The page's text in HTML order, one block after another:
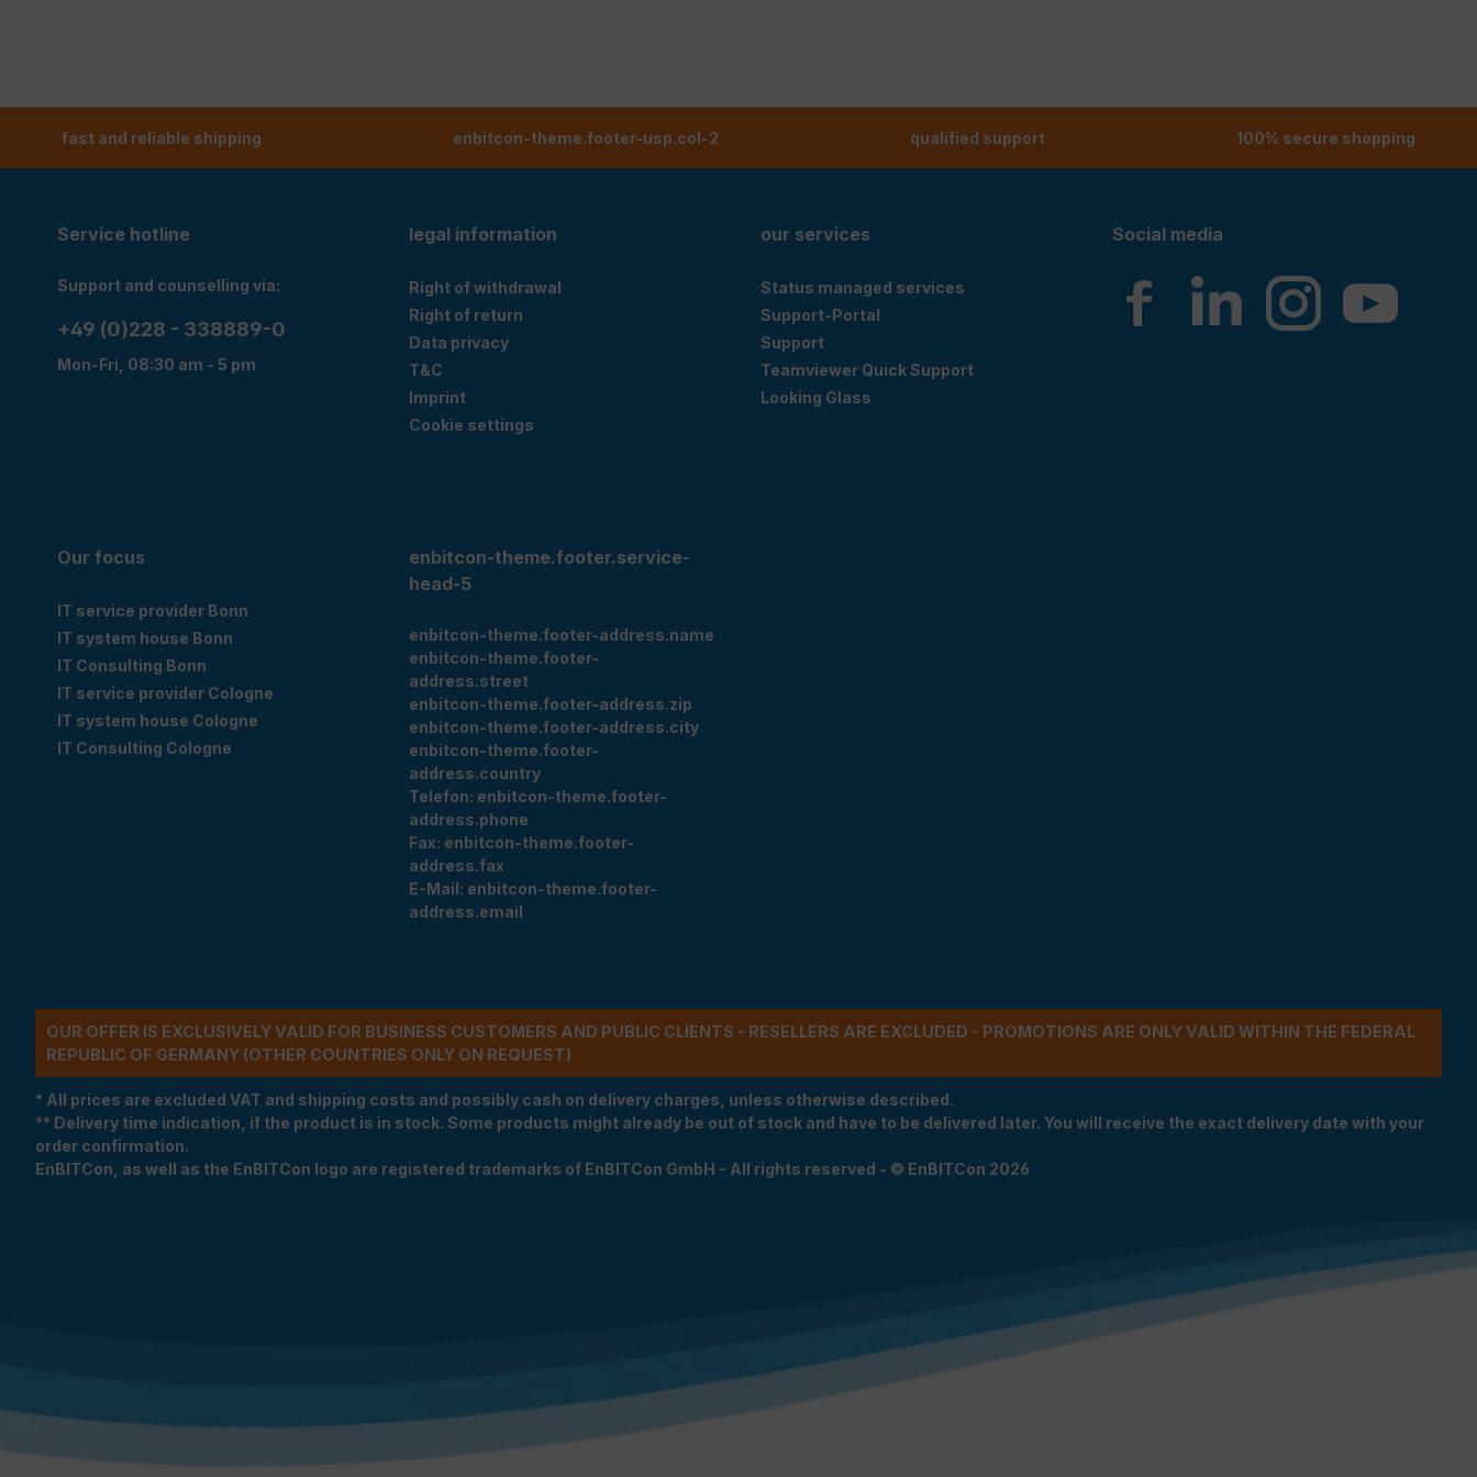
fast and reliable shipping enbitcon-theme.footer-usp.col-2 qualified support 100% secure shopping
Service hotline
Support and counselling via:
+49 (0)228 - 338889-0
Mon-Fri, 08:30 am - 5 pm
legal information
Right of withdrawal
Right of return
Data privacy
T&C
Imprint
Cookie settings
our services
Status managed services
Support-Portal
Support
Teamviewer Quick Support
Looking Glass
Social media
Our focus
IT service provider Bonn
IT system house Bonn
IT Consulting Bonn
IT service provider Cologne
IT system house Cologne
IT Consulting Cologne
enbitcon-theme.footer.service-
head-5
enbitcon-theme.footer-address.name
enbitcon-theme.footer-
address.street
enbitcon-theme.footer-address.zip
enbitcon-theme.footer-address.city
enbitcon-theme.footer-
address.country
Telefon: enbitcon-theme.footer-
address.phone
Fax: enbitcon-theme.footer-
address.fax
E-Mail: enbitcon-theme.footer-
address.email
OUR OFFER IS EXCLUSIVELY VALID FOR BUSINESS CUSTOMERS AND PUBLIC CLIENTS - RESELLERS ARE EXCLUDED - PROMOTIONS ARE ONLY VALID WITHIN THE FEDERAL
REPUBLIC OF GERMANY (OTHER COUNTRIES ONLY ON REQUEST)
* All prices are excluded VAT and shipping costs and possibly cash on delivery charges, unless otherwise described.
** Delivery time indication, if the product is in stock. Some products might already be out of stock and have to be delivered later. You will receive the exact delivery date with your
order confirmation.
EnBITCon, as well as the EnBITCon logo are registered trademarks of EnBITCon GmbH - All rights reserved - © EnBITCon 2026